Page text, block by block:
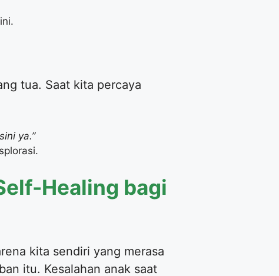
tua. Saat kita percaya
ya.”
Healing bagi
kita sendiri yang merasa
itu. Kesalahan anak saat